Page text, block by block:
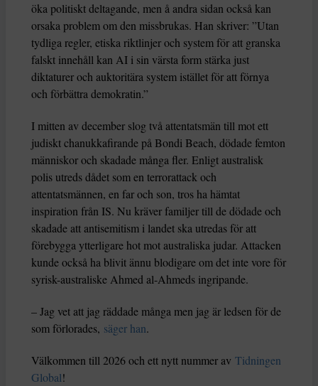
öka politiskt deltagande, men å andra sidan också kan
orsaka problem om den missbrukas. Han skriver: ”Utan
tydliga regler, etiska riktlinjer och system för att granska
falskt innehåll kan AI i sin värsta form stärka just
diktaturer och auktoritära system istället för att förnya
och förbättra demokratin.”
I mitten av december slog två attentatsmän till mot ett
judiskt chanukkafirande på Bondi Beach, dödade femton
människor och skadade många fler. Enligt australisk
polis utreds dådet som en terrorattack och
attentatsmännen, en far och son, tros ha hämtat
inspiration från IS. Nu kräver familjer till de dödade och
skadade att antisemitism i landet ska utredas för att
förebygga ytterligare hot mot australiska judar. Attacken
kunde också ha blivit ännu blodigare om det inte vore för
syrisk-australiske Ahmed al-Ahmeds ingripande.
– Jag vet att jag räddade många men jag är ledsen för de
som förlorades, säger han.
Välkommen till 2026 och ett nytt nummer av Tidningen
Global!